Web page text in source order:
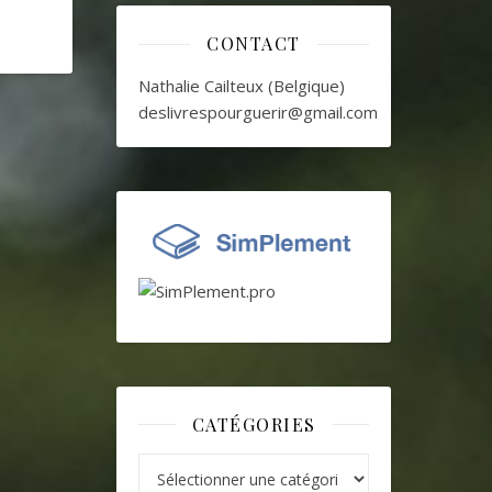
CONTACT
Nathalie Cailteux (Belgique)
deslivrespourguerir@gmail.com
CATÉGORIES